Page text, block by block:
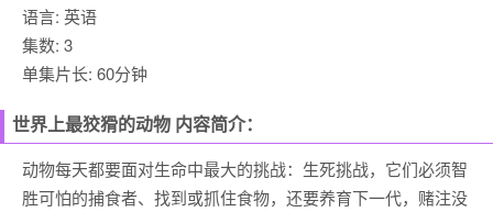
语言: 英语
集数: 3
单集片长: 60分钟
世界上最狡猾的动物 内容简介：
动物每天都要面对生命中最大的挑战：生死挑战，它们必须智
胜可怕的捕食者、找到或抓住食物，还要养育下一代，赌注没